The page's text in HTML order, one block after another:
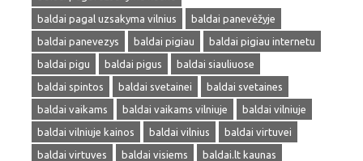
baldai pagal uzsakyma vilnius
baldai panevėžyje
baldai panevezys
baldai pigiau
baldai pigiau internetu
baldai pigu
baldai pigus
baldai siauliuose
baldai spintos
baldai svetainei
baldai svetaines
baldai vaikams
baldai vaikams vilniuje
baldai vilniuje
baldai vilniuje kainos
baldai vilnius
baldai virtuvei
baldai virtuves
baldai visiems
baldai.lt kaunas